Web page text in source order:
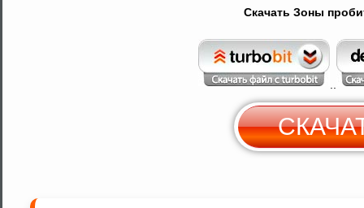
Скачать Зоны